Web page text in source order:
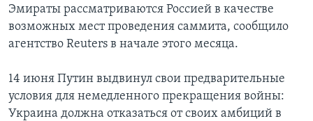
Эмираты рассматриваются Россией в качестве
возможных мест проведения саммита, сообщило
агентство Reuters в начале этого месяца.
14 июня Путин выдвинул свои предварительные
условия для немедленного прекращения войны:
Украина должна отказаться от своих амбиций в